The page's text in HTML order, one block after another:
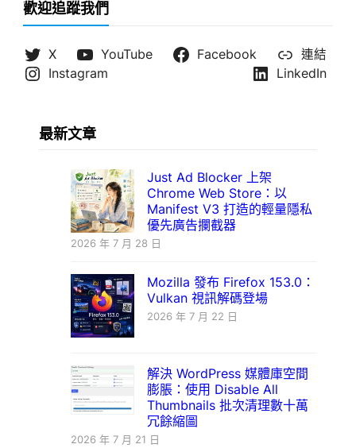
歡迎追蹤我們
X YouTube Facebook
連結
Instagram
LinkedIn
最新文章
Just Ad Blocker 上架
Chrome Web Store：以
Manifest V3 打造的輕量隱私
優先廣告攔截器
2026 年 7 月 28 日
Mozilla 發布 Firefox 153.0：
Vulkan 視訊解碼登場
2026 年 7 月 22 日
解決 WordPress 媒體庫空間
膨脹：使用 Disable All
Thumbnails 批次清理數十萬
冗餘縮圖
2026 年 7 月 21 日